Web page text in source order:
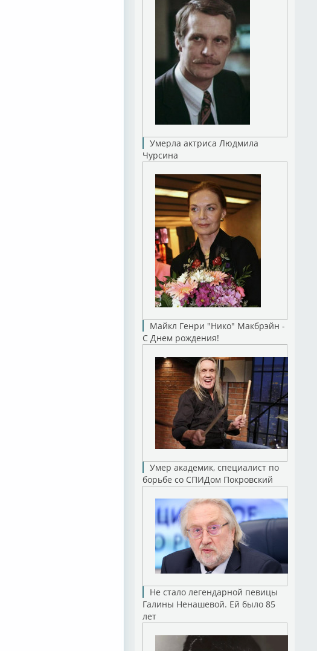
Умерла актриса Людмила
Чурсина
Майкл Генри "Нико" Макбрэйн -
С Днем рождения!
Умер академик, специалист по
борьбе со СПИДом Покровский
Не стало легендарной певицы
Галины Ненашевой. Ей было 85
лет